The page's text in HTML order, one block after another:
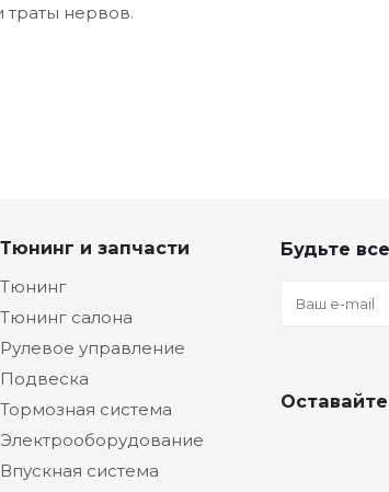
траты нервов.
Тюнинг и запчасти
Тюнинг
Тюнинг салона
Рулевое управление
Подвеска
Тормозная система
Электрооборудование
Впускная система
Будьте